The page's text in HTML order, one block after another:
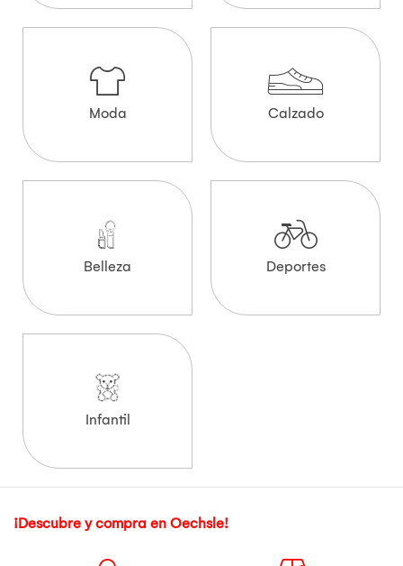
Moda Calzado
Belleza Deportes
Infantil
¡Descubre y compra en Oechsle!